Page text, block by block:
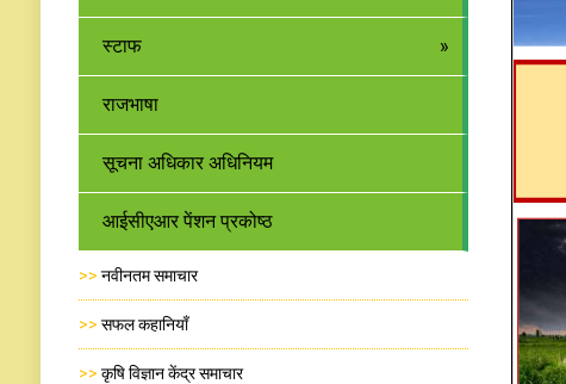
स्टाफ
राजभाषा
सूचना अधिकार अधिनियम
आईसीएआर पेंशन प्रकोष्ठ
>> नवीनतम समाचार
>> सफल कहानियाँ
>> कृषि विज्ञान केंद्र समाचार